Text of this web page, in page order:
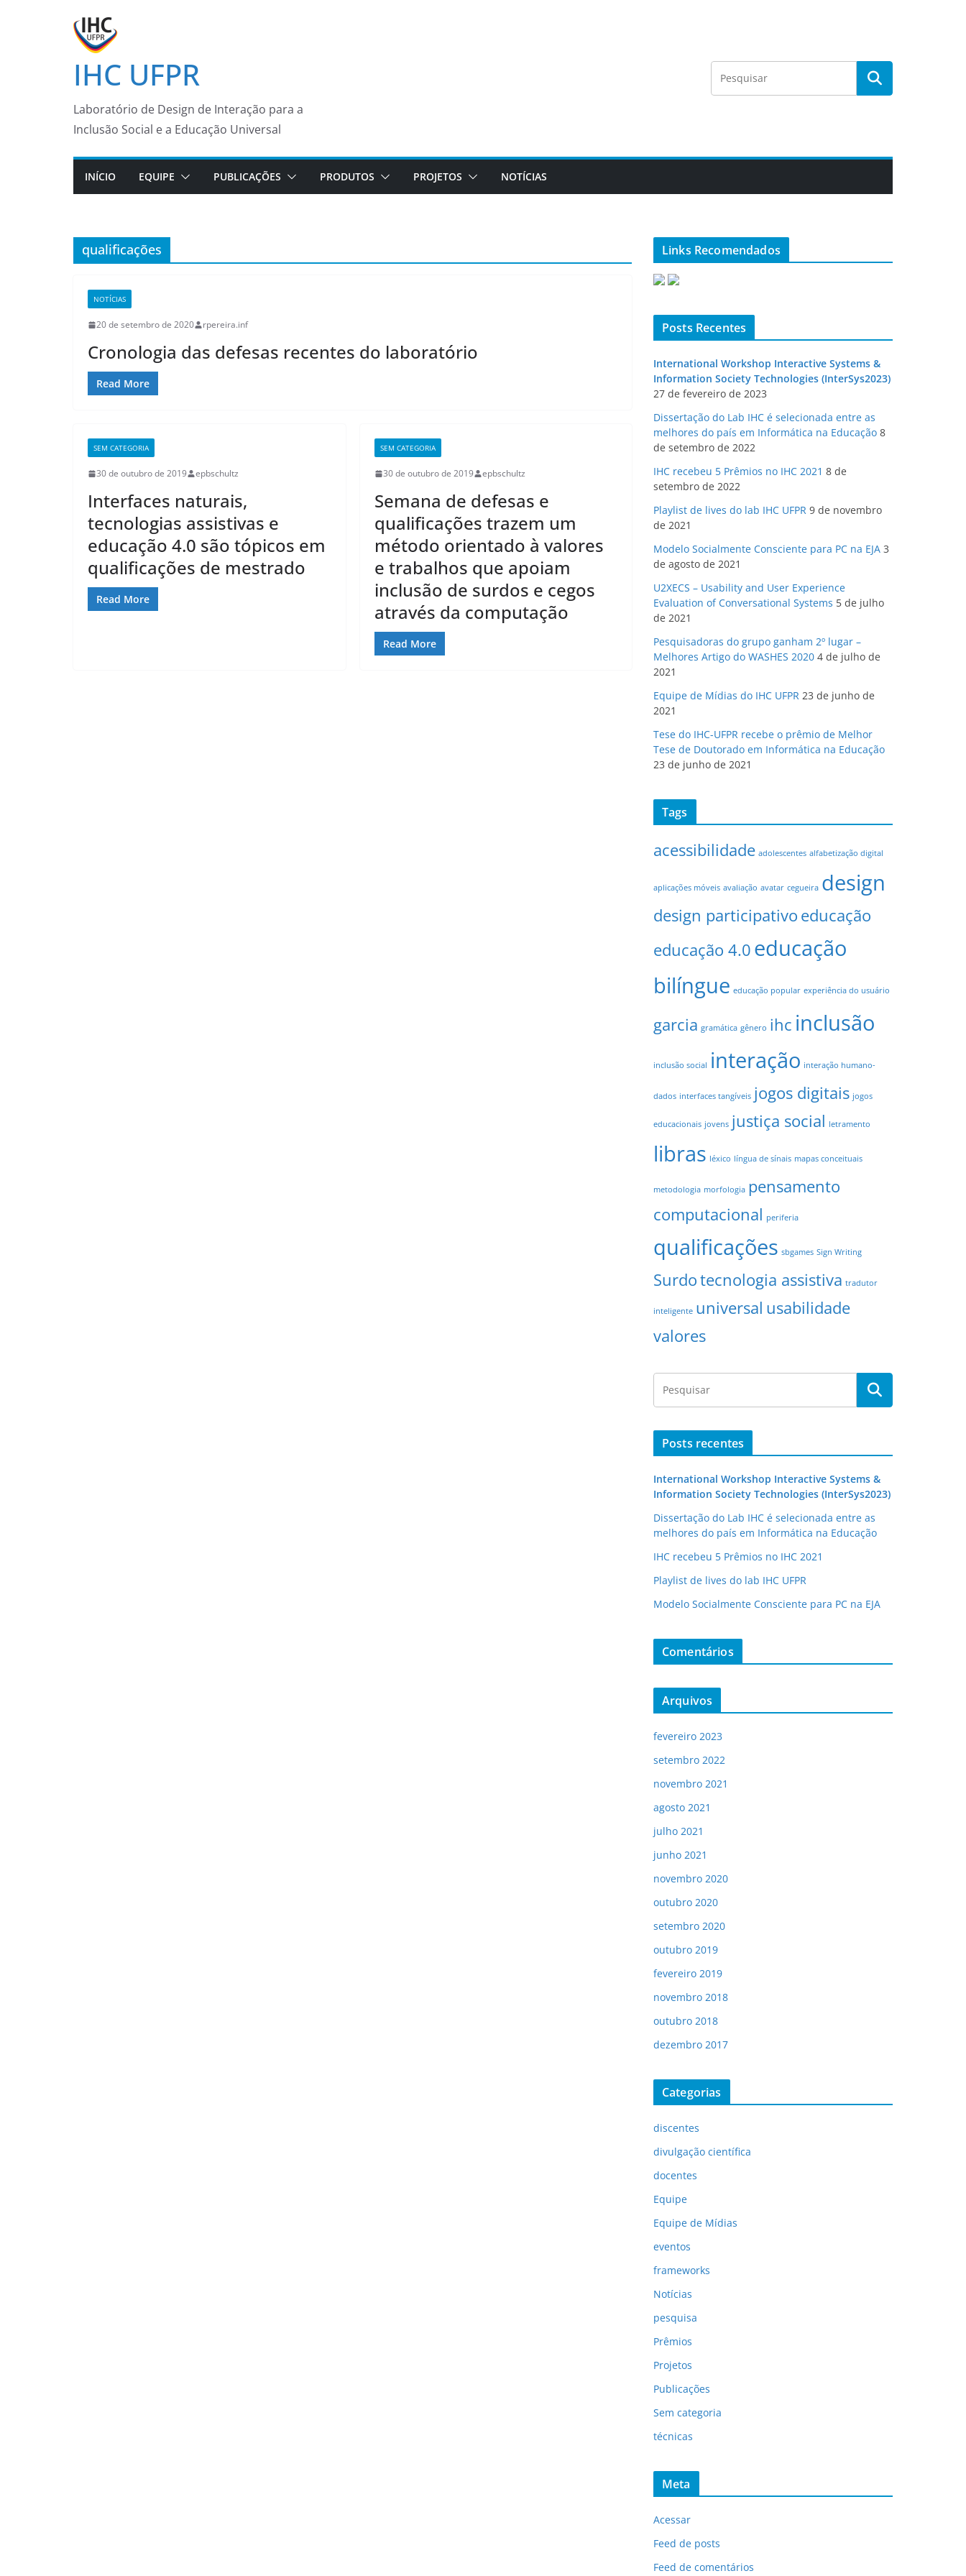
IHC UFPR
Laboratório de Design de Interação para a
Inclusão Social e a Educação Universal
INÍCIO EQUIPE PUBLICAÇÕES PRODUTOS PROJETOS NOTÍCIAS
qualificações
NOTÍCIAS
20 de setembro de 2020 rpereira.inf
Cronologia das defesas recentes do laboratório
Read More
SEM CATEGORIA
30 de outubro de 2019 epbschultz
Interfaces naturais,
tecnologias assistivas e
educação 4.0 são tópicos em
qualificações de mestrado
Read More
SEM CATEGORIA
30 de outubro de 2019 epbschultz
Semana de defesas e
qualificações trazem um
método orientado à valores
e trabalhos que apoiam
inclusão de surdos e cegos
através da computação
Read More
Links Recomendados
Posts Recentes
International Workshop Interactive Systems &
Information Society Technologies (InterSys2023)
27 de fevereiro de 2023
Dissertação do Lab IHC é selecionada entre as
melhores do país em Informática na Educação 8
de setembro de 2022
IHC recebeu 5 Prêmios no IHC 2021 8 de
setembro de 2022
Playlist de lives do lab IHC UFPR 9 de novembro
de 2021
Modelo Socialmente Consciente para PC na EJA 3
de agosto de 2021
U2XECS – Usability and User Experience
Evaluation of Conversational Systems 5 de julho
de 2021
Pesquisadoras do grupo ganham 2º lugar –
Melhores Artigo do WASHES 2020 4 de julho de
2021
Equipe de Mídias do IHC UFPR 23 de junho de
2021
Tese do IHC-UFPR recebe o prêmio de Melhor
Tese de Doutorado em Informática na Educação
23 de junho de 2021
Tags
acessibilidade adolescentes alfabetização digital
aplicações móveis avaliação avatar cegueira design
design participativo educação
educação 4.0 educação
bilíngue educação popular experiência do usuário
garcia gramática gênero ihc inclusão
inclusão social interação interação humano-
dados interfaces tangíveis jogos digitais jogos
educacionais jovens justiça social letramento
libras léxico língua de sínais mapas conceituais
metodologia morfologia pensamento
computacional periferia
qualificações sbgames Sign Writing
Surdotecnologia assistiva tradutor
inteligente universal usabilidade
valores
Posts recentes
International Workshop Interactive Systems &
Information Society Technologies (InterSys2023)
Dissertação do Lab IHC é selecionada entre as
melhores do país em Informática na Educação
IHC recebeu 5 Prêmios no IHC 2021
Playlist de lives do lab IHC UFPR
Modelo Socialmente Consciente para PC na EJA
Comentários
Arquivos
fevereiro 2023
setembro 2022
novembro 2021
agosto 2021
julho 2021
junho 2021
novembro 2020
outubro 2020
setembro 2020
outubro 2019
fevereiro 2019
novembro 2018
outubro 2018
dezembro 2017
Categorias
discentes
divulgação científica
docentes
Equipe
Equipe de Mídias
eventos
frameworks
Notícias
pesquisa
Prêmios
Projetos
Publicações
Sem categoria
técnicas
Meta
Acessar
Feed de posts
Feed de comentários